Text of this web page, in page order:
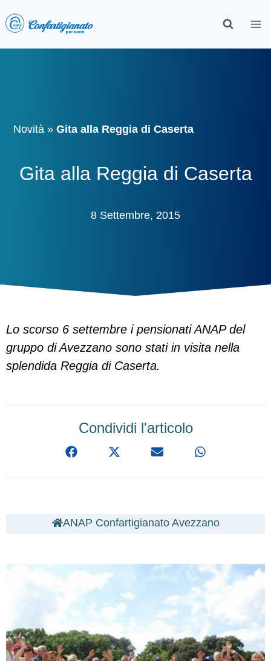
Novità »Gita alla Reggia di Caserta
Gita alla Reggia di Caserta
8 Settembre, 2015
Lo scorso 6 settembre i pensionati ANAP del
gruppo di Avezzano sono stati in visita nella
splendida Reggia di Caserta.
Condividi l'articolo
ANAP Confartigianato Avezzano